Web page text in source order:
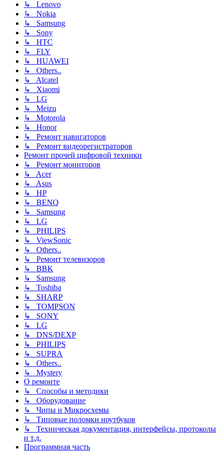
↳ Lenovo
↳ Nokia
↳ Samsung
↳ Sony
↳ HTC
↳ FLY
↳ HUAWEI
↳ Others..
↳ Alcatel
↳ Xiaomi
↳ LG
↳ Meizu
↳ Motorola
↳ Honor
↳ Ремонт навигаторов
↳ Ремонт видеорегистраторов
Ремонт прочей цифровой техники
↳ Ремонт мониторов
↳ Acer
↳ Asus
↳ HP
↳ BENQ
↳ Samsung
↳ LG
↳ PHILIPS
↳ ViewSonic
↳ Others..
↳ Ремонт телевизоров
↳ BBK
↳ Samsung
↳ Toshiba
↳ SHARP
↳ TOMPSON
↳ SONY
↳ LG
↳ DNS/DEXP
↳ PHILIPS
↳ SUPRA
↳ Others..
↳ Mystery
О ремонте
↳ Способы и методики
↳ Оборудование
↳ Чипы и Микросхемы
↳ Типовые поломки ноутбуков
↳ Техническая документация, интерфейсы, протоколы
и т.д.
Программная часть